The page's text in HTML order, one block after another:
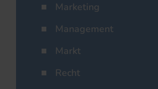
Marketing
Management
Markt
Recht